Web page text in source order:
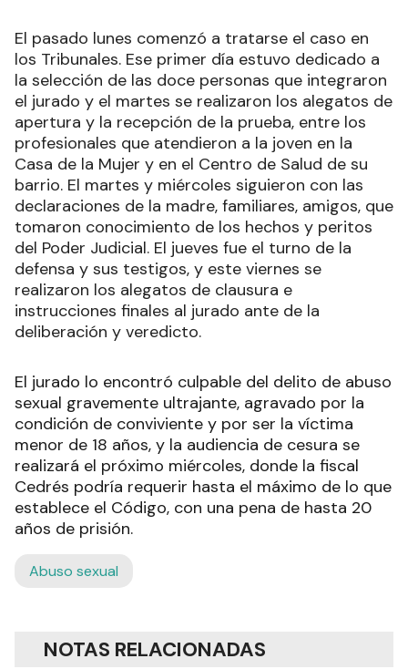
El pasado lunes comenzó a tratarse el caso en
los Tribunales. Ese primer día estuvo dedicado a
la selección de las doce personas que integraron
el jurado y el martes se realizaron los alegatos de
apertura y la recepción de la prueba, entre los
profesionales que atendieron a la joven en la
Casa de la Mujer y en el Centro de Salud de su
barrio. El martes y miércoles siguieron con las
declaraciones de la madre, familiares, amigos, que
tomaron conocimiento de los hechos y peritos
del Poder Judicial. El jueves fue el turno de la
defensa y sus testigos, y este viernes se
realizaron los alegatos de clausura e
instrucciones finales al jurado ante de la
deliberación y veredicto.
El jurado lo encontró culpable del delito de abuso
sexual gravemente ultrajante, agravado por la
condición de conviviente y por ser la víctima
menor de 18 años, y la audiencia de cesura se
realizará el próximo miércoles, donde la fiscal
Cedrés podría requerir hasta el máximo de lo que
establece el Código, con una pena de hasta 20
años de prisión.
Abuso sexual
NOTAS RELACIONADAS